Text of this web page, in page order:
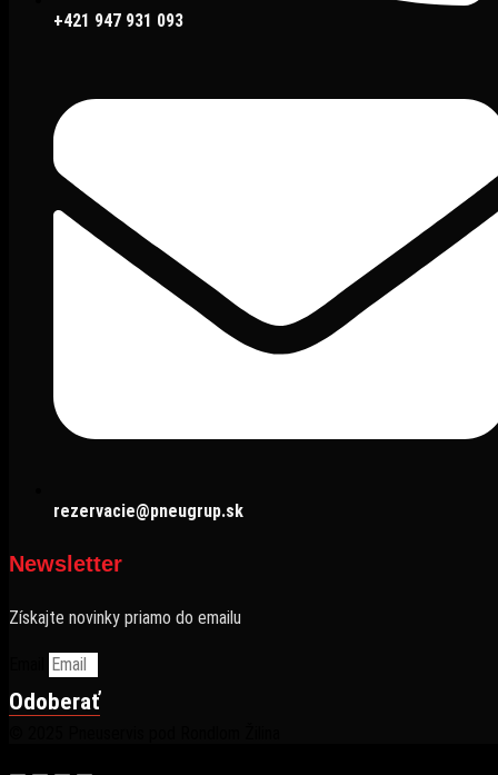
+421 947 931 093
rezervacie@pneugrup.sk
Newsletter
Získajte novinky priamo do emailu
Odoberať